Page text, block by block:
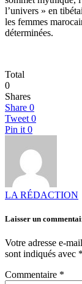
l’univers » en
les femmes
déterminées.
Total
0
Shares
Share 0
Tweet 0
Pin it 0
LA RÉDACTION
Laisser un
Votre adresse e-
sont indiqués avec *
Commentaire *